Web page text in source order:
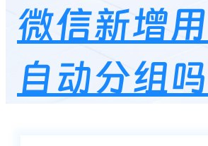
微信新增
自动分组吗